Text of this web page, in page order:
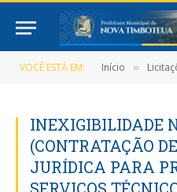
VOCÊ ESTÁ EM: Início »
INEXIGIBILIDADE
(CONTRATAÇÃO
JURÍDICA PARA